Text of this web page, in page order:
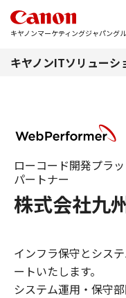
キヤノンマーケティングジャパング
キヤノンITソリューシ
株式会社九
ローコード開発プラ
パートナー
インフラ保守とシス
ートいたします。
システム運用・保守